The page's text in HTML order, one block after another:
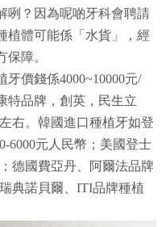
咧？因為呢啲牙科會聘請
植體可能係「水貨」，經
障。
價錢係4000~10000元/
特品牌，創英，民生立
右。韓國進口種植牙如登
6000元人民幣；美國登士
德國費亞丹、阿爾法品牌
典諾貝爾、ITI品牌種植